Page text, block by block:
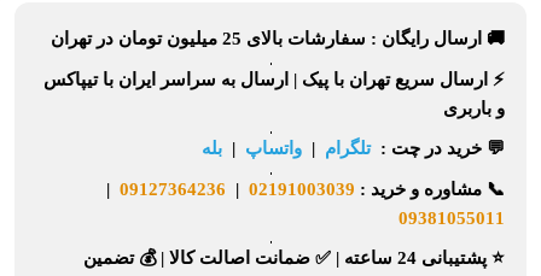
🚚 ارسال رایگان : سفارشات بالای 25 میلیون تومان در تهران
⚡ ارسال سریع تهران با پیک | ارسال به سراسر ایران با تیپاکس
و باربری
💬 خرید در چت :تلگرام | واتساپ | بله
📞 مشاوره و خرید : 02191003039
|
09127364236
|
09381055011
⭐ پشتیبانی 24 ساعته | ✅ ضمانت اصالت کالا |💰 تضمین